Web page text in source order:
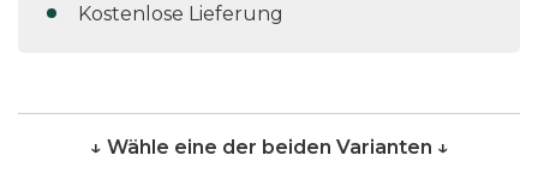
Kostenlose Lieferung
↓ Wähle eine der beiden Varianten ↓